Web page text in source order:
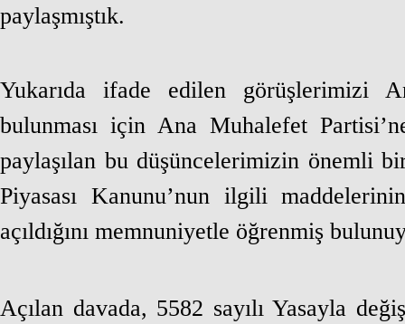
paylaşmıştık.
Yukarıda ifade edilen görüşlerimizi
bulunması için Ana Muhalefet
paylaşılan bu düşüncelerimizin önemli
Piyasası Kanunu’nun ilgili
açıldığını memnuniyetle öğrenmiş
Açılan davada, 5582 sayılı Yasayla